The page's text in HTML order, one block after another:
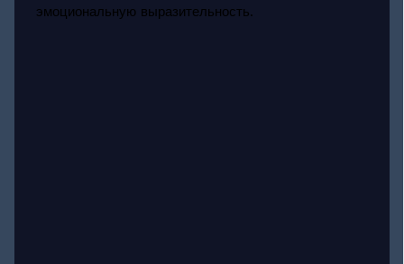
эмоциональную выразительность.